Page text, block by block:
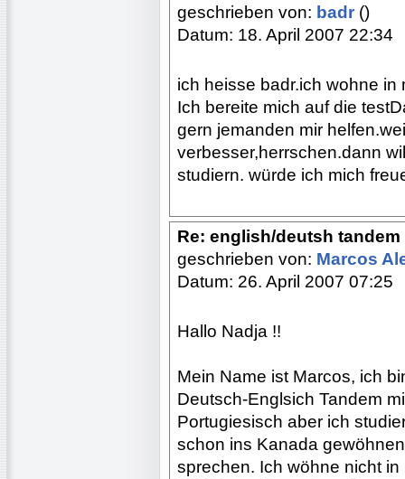
geschrieben von: badr ()
Datum: 18. April 2007 22:34
ich heisse badr.ich wohne
Ich bereite mich auf die
gern jemanden mir
verbesser,herrschen.dann
studiern. würde ich mich
Re: english/deutsh
geschrieben von: Marcos
Datum: 26. April 2007 07:25
Hallo Nadja !!
Mein Name ist Marcos, ich
Deutsch-Englsich Tandem
Portugiesisch aber ich
schon ins Kanada
sprechen. Ich wöhne nicht